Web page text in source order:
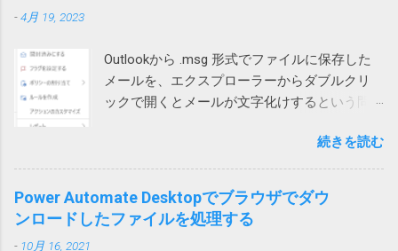
アプリの不具合で作成や更新に失敗した 作成
や更新中にWindowsやアプリが異常終了して
中途半端になった データを保存する部品
題のZIPファイルの作成には7zipを使っていた
ので、圧縮時の設定を見てみたところ、確か
に圧縮方式がデフォルトのdeflateではなく、
BZip2になっていました。 もとのdeflateに戻し
て、再度圧縮して標準ZIP機能で開いたとこ
開けない場合には、元のツールの圧縮方式を
疑ってみる必要があります。取引先から送ら
ると発生します。 図2 テーブルに行や列を追
加しようとすると、そのテーブルの範囲だけ
が拡張されます。 どういう事かというと、図1
D列のみセルが追加され、A列やE列は変化があ
りません。 そうすると、下のテーブルは、列
1、2、3だけ下にずれることになり、テーブル
が壊れてしまいます。そのため、最初のエラ
-4月 19, 2023
Outlookから .msg 形式でファイルに保存した
メールを、エクスプローラーからダブルクリ
ックで開くとメールが文字化けするという問
試してみたところ、私や他の方のPCでは文字
化けせずに開けています。 問題のPCでも、
Outlookを落としてから開くと文字化けせずに
開きました。 プロセスが異なると化けないの
かもしれません。 Office（365）の修復を試み
続きを読む
Power Automate Desktopでブラウザでダウ
ンロードしたファイルを処理する
- 10月 16, 2021